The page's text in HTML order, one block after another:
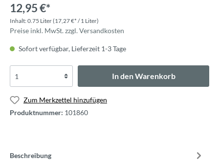
12,95 €*
Inhalt:0.75 Liter(17,27 €* / 1 Liter)
Preise inkl. MwSt. zzgl. Versandkosten
Sofort verfügbar, Lieferzeit 1-3 Tage
In den Warenkorb
Zum Merkzettel hinzufügen
Produktnummer: 101860
Beschreibung